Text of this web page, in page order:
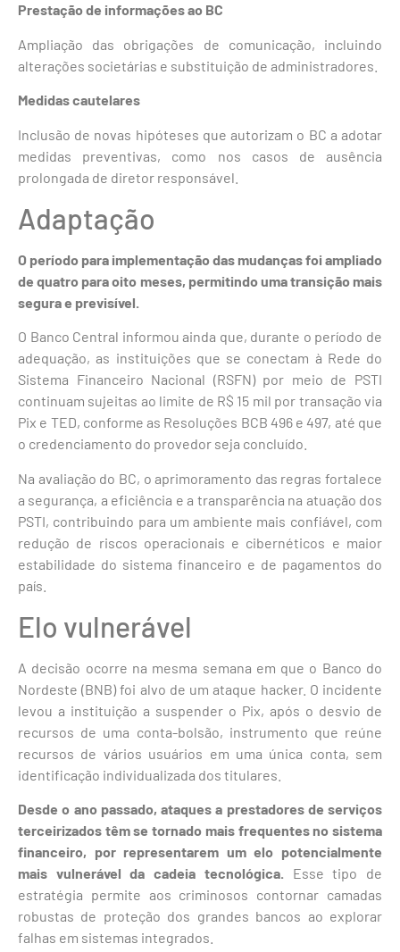
Prestação de informações ao BC
Ampliação das obrigações de comunicação, incluindo
alterações societárias e substituição de administradores.
Medidas cautelares
Inclusão de novas hipóteses que autorizam o BC a adotar
medidas preventivas, como nos casos de ausência
prolongada de diretor responsável.
Adaptação
O período para implementação das mudanças foi ampliado
de quatro para oito meses, permitindo uma transição mais
segura e previsível.
O Banco Central informou ainda que, durante o período de
adequação, as instituições que se conectam à Rede do
Sistema Financeiro Nacional (RSFN) por meio de PSTI
continuam sujeitas ao limite de R$ 15 mil por transação via
Pix e TED, conforme as Resoluções BCB 496 e 497, até que
o credenciamento do provedor seja concluído.
Na avaliação do BC, o aprimoramento das regras fortalece
a segurança, a eficiência e a transparência na atuação dos
PSTI, contribuindo para um ambiente mais confiável, com
redução de riscos operacionais e cibernéticos e maior
estabilidade do sistema financeiro e de pagamentos do
país.
Elo vulnerável
A decisão ocorre na mesma semana em que o Banco do
Nordeste (BNB) foi alvo de um ataque hacker. O incidente
levou a instituição a suspender o Pix, após o desvio de
recursos de uma conta-bolsão, instrumento que reúne
recursos de vários usuários em uma única conta, sem
identificação individualizada dos titulares.
Desde o ano passado, ataques a prestadores de serviços
terceirizados têm se tornado mais frequentes no sistema
financeiro, por representarem um elo potencialmente
mais vulnerável da cadeia tecnológica. Esse tipo de
estratégia permite aos criminosos contornar camadas
robustas de proteção dos grandes bancos ao explorar
falhas em sistemas integrados.